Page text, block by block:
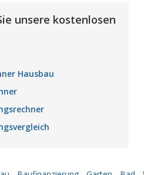
unsere kostenlosen
Hausbau